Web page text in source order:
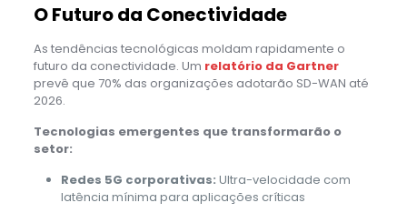
O Futuro da Conectividade
As tendências tecnológicas moldam rapidamente o
futuro da conectividade. Um relatório da Gartner
prevê que 70% das organizações adotarão SD-WAN até
2026.
Tecnologias emergentes que transformarão o
setor:
Redes 5G corporativas: Ultra-velocidade com
latência mínima para aplicações críticas